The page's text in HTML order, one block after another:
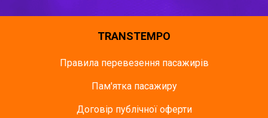
TRANSTEMPO
Правила перевезення пасажирів
Пам'ятка пасажиру
Договір публічної оферти